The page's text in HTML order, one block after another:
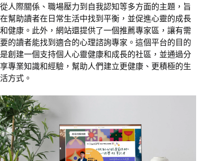
從人際關係、職場壓力到自我認知等多方面的主題，旨
在幫助讀者在日常生活中找到平衡，並促進心靈的成長
和健康。此外，網站還提供了一個推薦專家區，讓有需
要的讀者能找到適合的心理諮詢專家。這個平台的目的
是創建一個支持個人心靈健康和成長的社區，並通過分
享專業知識和經驗，幫助人們建立更健康、更積極的生
活方式。